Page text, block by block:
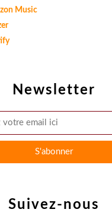
Newsletter
Suivez-nous
Music